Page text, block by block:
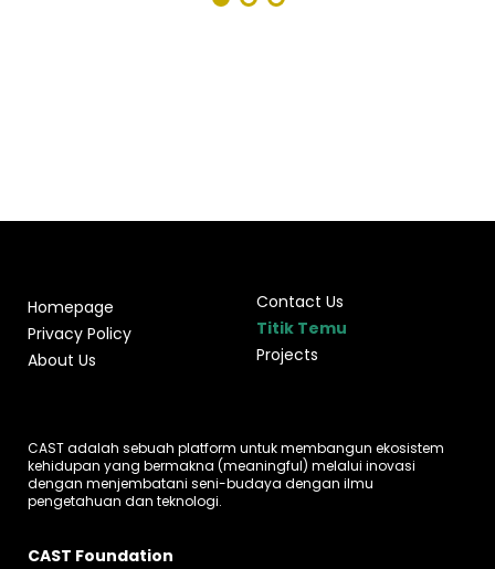
Homepage
Privacy Policy
About Us
Contact Us
Titik Temu
Projects
CAST adalah sebuah platform untuk membangun ekosistem
kehidupan yang bermakna (meaningful) melalui inovasi
dengan menjembatani seni-budaya dengan ilmu
pengetahuan dan teknologi.
CAST Foundation